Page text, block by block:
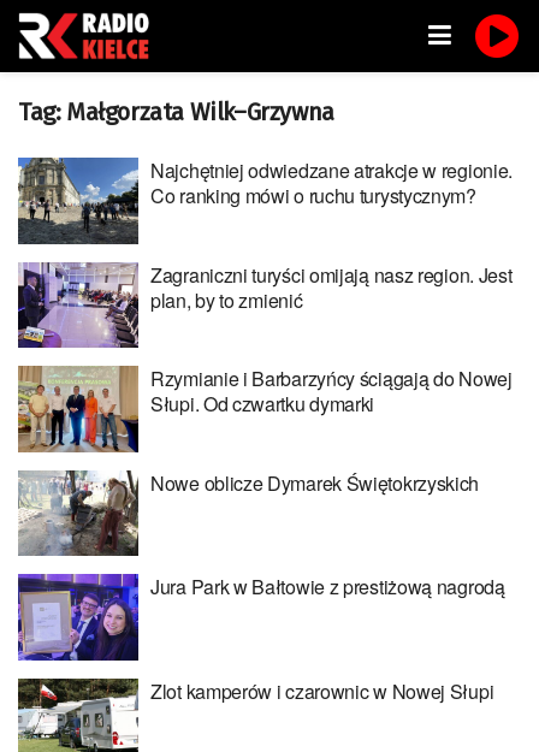
Tag: Małgorzata Wilk–Grzywna
Najchętniej odwiedzane atrakcje w regionie.
Co ranking mówi o ruchu turystycznym?
Zagraniczni turyści omijają nasz region. Jest
plan, by to zmienić
Rzymianie i Barbarzyńcy ściągają do Nowej
Słupi. Od czwartku dymarki
Nowe oblicze Dymarek Świętokrzyskich
Jura Park w Bałtowie z prestiżową nagrodą
Zlot kamperów i czarownic w Nowej Słupi